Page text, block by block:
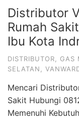
Distributor
Rumah
Ibu Kota
DISTRIBUTOR GAS
SELATAN
Mencari
Sakit Hubungi
Memenuhi